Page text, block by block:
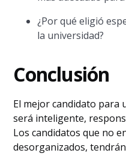
¿Por qué eligió
la universidad?
Conclusión
El mejor candidato para
será inteligente,
Los candidatos que no
desorganizados,